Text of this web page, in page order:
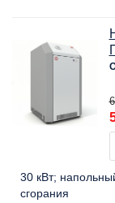
30 кВт
сгорания